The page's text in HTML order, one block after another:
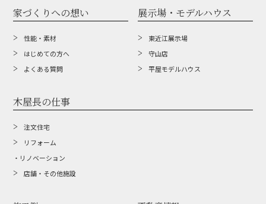
家づくりへの想い
性能・素材
はじめての方へ
よくある質問
展示場・モデルハウス
東近江展示場
守山店
平屋モデルハウス
木屋長の仕事
注文住宅
リフォーム
・リノベーション
店舗・その他施設